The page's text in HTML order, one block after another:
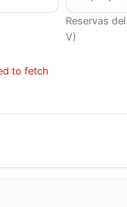
Reservas
V)
to fetch